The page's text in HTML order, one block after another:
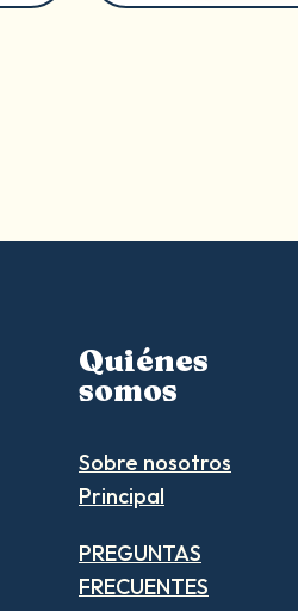
Quiénes
somos
Sobre nosotros
Principal
PREGUNTAS
FRECUENTES